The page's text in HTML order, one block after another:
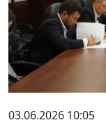
03.06.2026 10:05